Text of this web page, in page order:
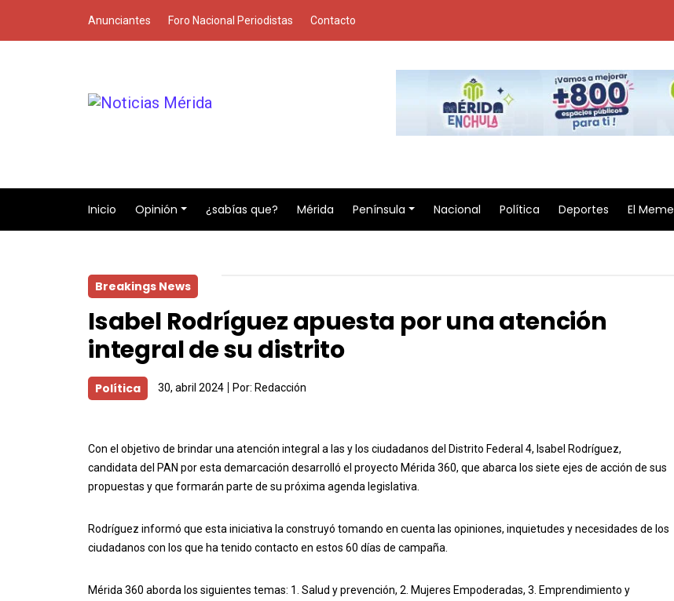
Anunciantes Foro Nacional Periodistas Contacto
Inicio Opinión ¿sabías que? Mérida Península Nacional Política Deportes El Meme
Breakings News
Isabel Rodríguez apuesta por una atención
integral de su distrito
Política 30, abril 2024 Por: Redacción
Con el objetivo de brindar una atención integral a las y los ciudadanos del Distrito Federal 4, Isabel Rodríguez,
candidata del PAN por esta demarcación desarrolló el proyecto Mérida 360, que abarca los siete ejes de acción de sus
propuestas y que formarán parte de su próxima agenda legislativa.
Rodríguez informó que esta iniciativa la construyó tomando en cuenta las opiniones, inquietudes y necesidades de los
ciudadanos con los que ha tenido contacto en estos 60 días de campaña.
Mérida 360 aborda los siguientes temas: 1. Salud y prevención, 2. Mujeres Empoderadas, 3. Emprendimiento y